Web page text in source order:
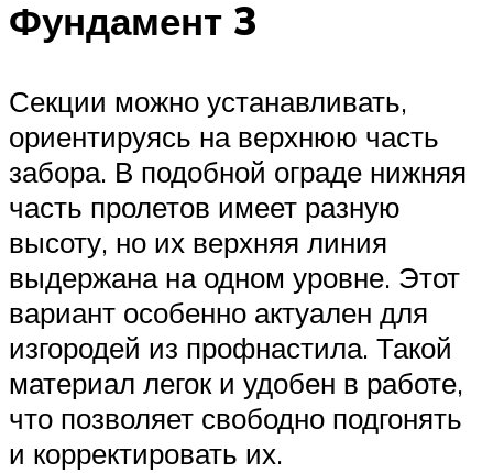
Фундамент 3
Секции можно устанавливать,
ориентируясь на верхнюю часть
забора. В подобной ограде нижняя
часть пролетов имеет разную
высоту, но их верхняя линия
выдержана на одном уровне. Этот
вариант особенно актуален для
изгородей из профнастила. Такой
материал легок и удобен в работе,
что позволяет свободно подгонять
и корректировать их.